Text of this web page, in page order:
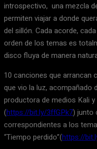
introspectivo, una mezcla
permiten viajar a donde
del sillón. Cada acorde,
orden de los temas es
disco fluya de manera
10 canciones que arrancan
que vio la luz, acompañado
productora de medios Kali
(https://bit.ly/3ffGPk7) junto
correspondientes a los
“Tiempo perdido”(https://